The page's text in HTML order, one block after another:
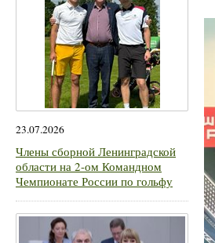
23.07.2026
Члены сборной Ленинградской
области на 2-ом Командном
Чемпионате России по гольфу